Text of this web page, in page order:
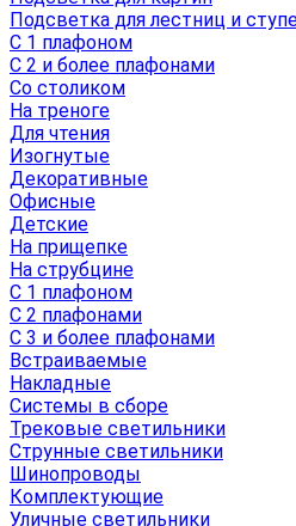
Подсветка для лестниц и
С 1 плафоном
С 2 и более плафонами
Со столиком
На треноге
Для чтения
Изогнутые
Декоративные
Офисные
Детские
На прищепке
На струбцине
С 1 плафоном
С 2 плафонами
С 3 и более плафонами
Встраиваемые
Накладные
Системы в сборе
Трековые светильники
Струнные светильники
Шинопроводы
Комплектующие
Уличные светильники